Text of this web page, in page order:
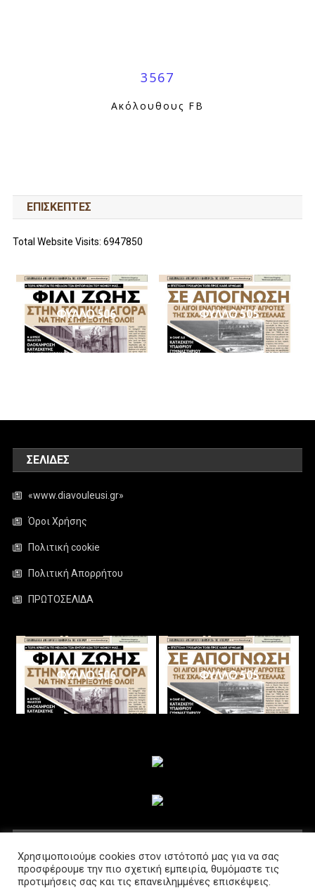
3567
Ακόλουθους FB
ΕΠΙΣΚΕΠΤΕΣ
Total Website Visits: 6947850
ΦΥΛΛΟ 506 ΦΥΛΛΟ 505
ΣΕΛΊΔΕΣ
«www.diavouleusi.gr»
Όροι Χρήσης
Πολιτική cookie
Πολιτική Απορρήτου
ΠΡΩΤΟΣΕΛΙΔΑ
ΦΥΛΛΟ 506 ΦΥΛΛΟ 505
Χρησιμοποιούμε cookies στον ιστότοπό μας για να σας
προσφέρουμε την πιο σχετική εμπειρία, θυμόμαστε τις
προτιμήσεις σας και τις επανειλημμένες επισκέψεις.